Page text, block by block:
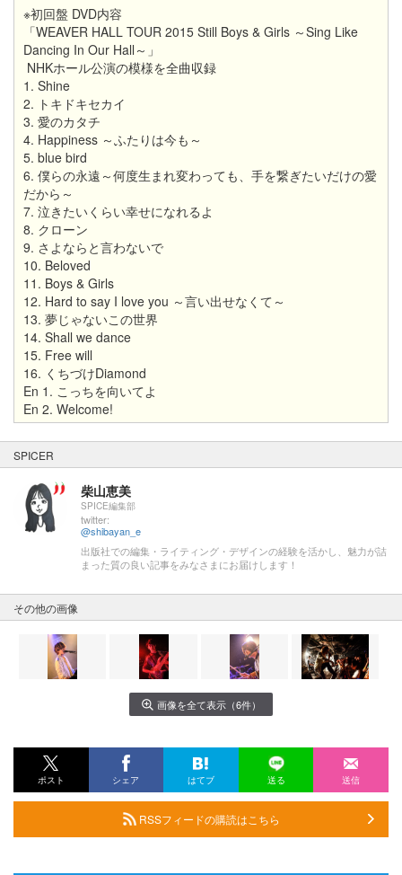
※初回盤 DVD内容
「WEAVER HALL TOUR 2015 Still Boys & Girls ～Sing Like
Dancing In Our Hall～」
NHKホール公演の模様を全曲収録
1. Shine
2. トキドキセカイ
3. 愛のカタチ
4. Happiness ～ふたりは今も～
5. blue bird
6. 僕らの永遠～何度生まれ変わっても、手を繋ぎたいだけの愛
だから～
7. 泣きたいくらい幸せになれるよ
8. クローン
9. さよならと言わないで
10. Beloved
11. Boys & Girls
12. Hard to say I love you ～言い出せなくて～
13. 夢じゃないこの世界
14. Shall we dance
15. Free will
16. くちづけDiamond
En 1. こっちを向いてよ
En 2. Welcome!
SPICER
柴山恵美
SPICE編集部
twitter:
@shibayan_e
出版社での編集・ライティング・デザインの経験を活かし、魅力が詰
まった質の良い記事をみなさまにお届けします！
その他の画像
画像を全て表示（6件）
ポスト シェア はてブ 送る 送信
RSSフィードの購読はこちら